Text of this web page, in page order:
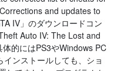
and updates to
IV」のダウンロードコン
Auto IV: The Lost and
的にはPS3やWindows PC
ンストールしても、ショ